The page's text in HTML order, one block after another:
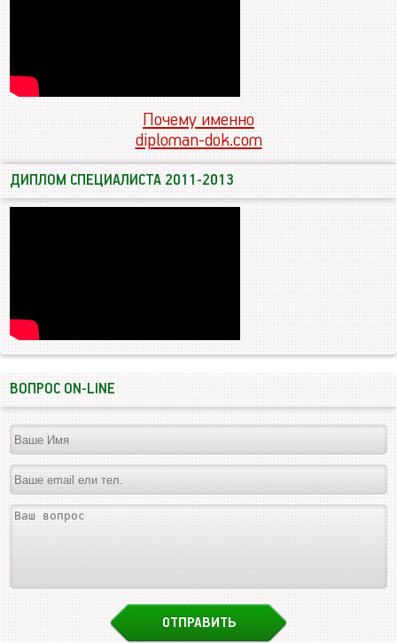
Почему именно
diploman-dok.com
ДИПЛОМ СПЕЦИАЛИСТА 2011-2013
ВОПРОС ON-LINE